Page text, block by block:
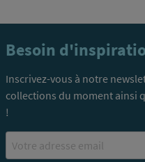
Besoin
Inscrivez-vous à notre
collections du moment ainsi
!